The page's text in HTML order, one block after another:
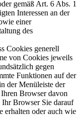
gemäß Art. 6 Abs. 1
Interessen an der
einer
des
Cookies generell
von Cookies jeweils
gegen
Funktionen auf der
der Menüleiste der
Browser davon
Ihr Browser Sie darauf
erhalten oder auch wie